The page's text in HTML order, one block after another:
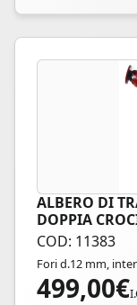
ALBERO DI
DOPPIA
COD: 11383
Fori d.12 mm,
499,00€